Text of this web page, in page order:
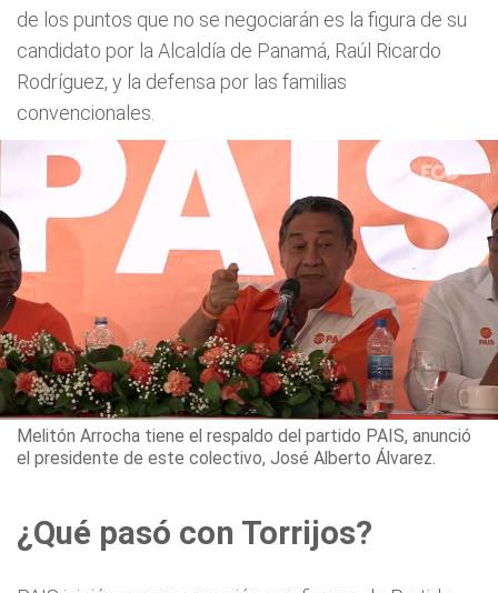
de los puntos que no se negociarán es la figura de su
candidato por la Alcaldía de Panamá, Raúl Ricardo
Rodríguez, y la defensa por las familias
convencionales.
Melitón Arrocha tiene el respaldo del partido PAIS, anunció
el presidente de este colectivo, José Alberto Álvarez.
¿Qué pasó con Torrijos?